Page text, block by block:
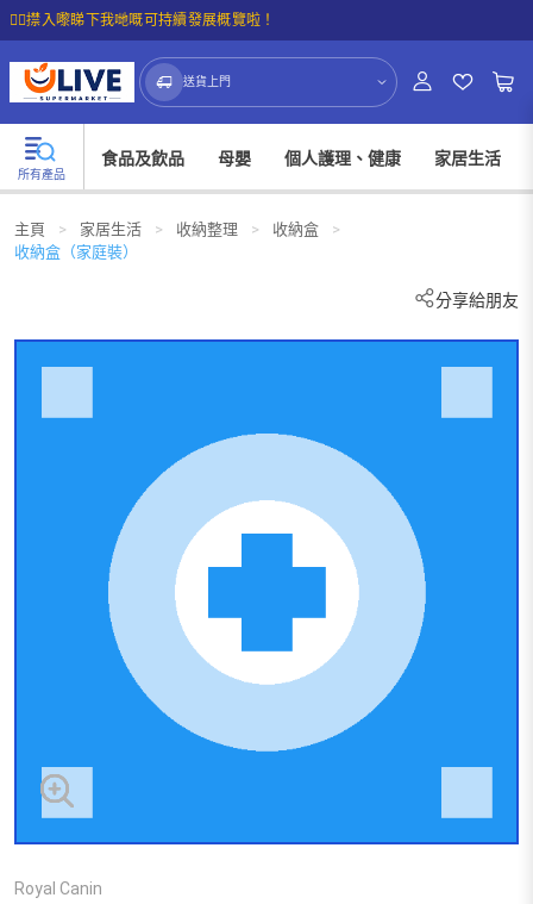
☝🏼㩒入嚟睇下我哋嘅可持續發展概覽啦！
送貨上門
所有產品
食品及飲品 母嬰 個人護理、健康 家居生活
主頁 > 家居生活 > 收納整理 > 收納盒
>
收納盒（家庭裝）
分享給朋友
Royal Canin